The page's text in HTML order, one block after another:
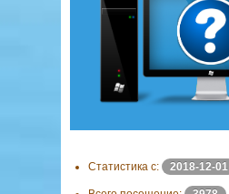
Статистика с: 2018-12-01